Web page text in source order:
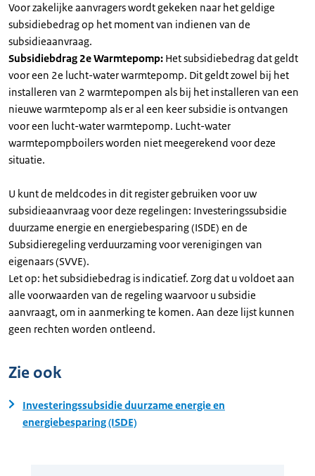
Voor zakelijke aanvragers wordt gekeken naar het geldige
subsidiebedrag op het moment van indienen van de
subsidieaanvraag.
Subsidiebdrag 2e Warmtepomp: Het subsidiebedrag dat geldt
voor een 2e lucht-water warmtepomp. Dit geldt zowel bij het
installeren van 2 warmtepompen als bij het installeren van een
nieuwe warmtepomp als er al een keer subsidie is ontvangen
voor een lucht-water warmtepomp. Lucht-water
warmtepompboilers worden niet meegerekend voor deze
situatie.
U kunt de meldcodes in dit register gebruiken voor uw
subsidieaanvraag voor deze regelingen: Investeringssubsidie
duurzame energie en energiebesparing (ISDE) en de
Subsidieregeling verduurzaming voor verenigingen van
eigenaars (SVVE).
Let op: het subsidiebedrag is indicatief. Zorg dat u voldoet aan
alle voorwaarden van de regeling waarvoor u subsidie
aanvraagt, om in aanmerking te komen. Aan deze lijst kunnen
geen rechten worden ontleend.
Zie ook
Investeringssubsidie duurzame energie en
energiebesparing (ISDE)